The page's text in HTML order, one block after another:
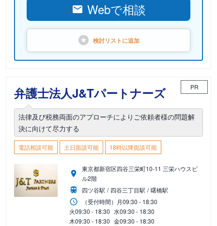
Webで相談
検討リストに追加
弁護士法人J&Tパートナーズ PR
法律及び税務両面のアプローチによりご依頼者様の問題解
決に向けて尽力する
電話相談可能 土日面談可能 18時以降面談可能
東京都新宿区四谷三栄町10-11 三栄ハウスビ
ル2階
四ツ谷駅
四谷三丁目駅
曙橋駅
（受付時間） 月09:30 - 18:30
火09:30 - 18:30 水09:30 - 18:30
木09:30 - 18:30 金09:30 - 18:30